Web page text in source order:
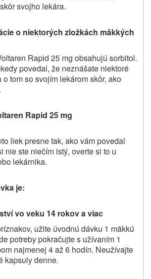
svojho lekára.
o niektorých zložkách mäkkých
Rapid 25 mg obsahujú sorbitol.
povedal, že neznášate niektoré
o tom so svojím lekárom skôr, ako
Rapid 25 mg
liekpresne tak, akovámpovedal
nie ste niečím istý, overte si to u
lekárnika.
je:
vo veku 14 rokov a viac
užite úvodnú dávku 1 mäkkú
potreby pokračujte s užívaním 1
najmenej 4 až 6 hodín. Neužívajte
kapsuly denne.